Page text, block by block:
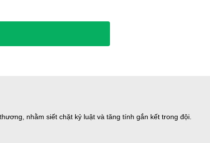
nhằm siết chặt kỷ luật và tăng tính gắn kết trong đội.